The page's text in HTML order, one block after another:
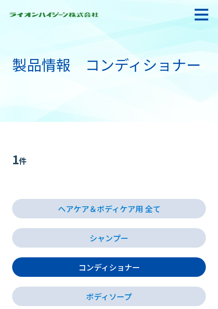
私たちの強み・使命
衛生サービス
採用情報
製品情報 コンディショナー
1件
ヘアケア＆ボディケア用 全て
シャンプー
コンディショナー
ボディソープ